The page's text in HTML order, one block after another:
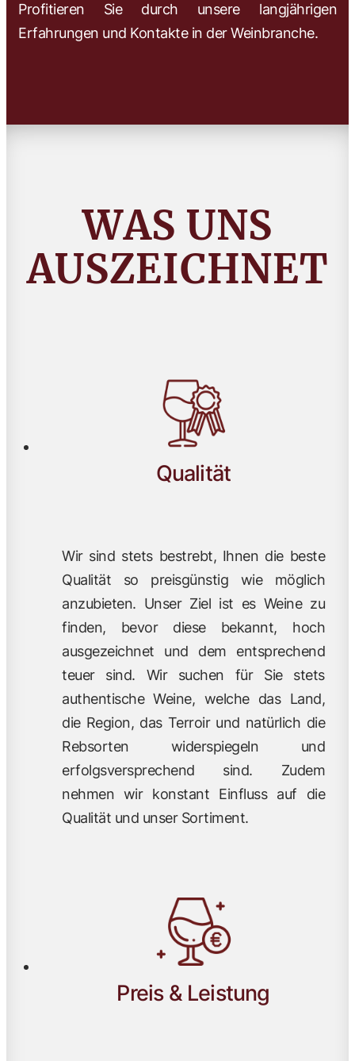
Profitieren Sie durch unsere langjährigen
Erfahrungen und Kontakte in der Weinbranche.
WAS UNS
AUSZEICHNET
Qualität
Wir sind stets bestrebt, Ihnen die beste
Qualität so preisgünstig wie möglich
anzubieten. Unser Ziel ist es Weine zu
finden, bevor diese bekannt, hoch
ausgezeichnet und dem entsprechend
teuer sind. Wir suchen für Sie stets
authentische Weine, welche das Land,
die Region, das Terroir und natürlich die
Rebsorten widerspiegeln und
erfolgsversprechend sind. Zudem
nehmen wir konstant Einfluss auf die
Qualität und unser Sortiment.
Preis & Leistung